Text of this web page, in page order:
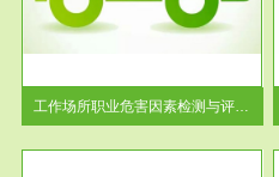
工作场所职业危害因素检测与评价...
【现状评价意义】：具体因素---
-通过质谱分析等多种手段明确
工作场...